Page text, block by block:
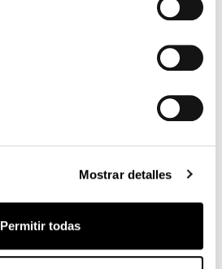
Mostrar detalles
Permitir todas
8D67 - Pastello
8D65 - Pastello 8D64 - Pastello
8D62 - Pastello